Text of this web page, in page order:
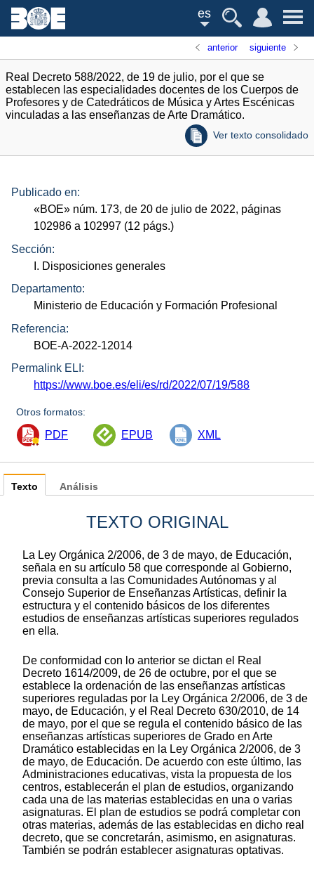
es
anterior siguiente
Real Decreto 588/2022, de 19 de julio, por el que se
establecen las especialidades docentes de los Cuerpos de
Profesores y de Catedráticos de Música y Artes Escénicas
vinculadas a las enseñanzas de Arte Dramático.
Ver texto consolidado
Publicado en:
«BOE» núm. 173, de 20 de julio de 2022, páginas
102986 a 102997 (12 págs.)
Sección:
I. Disposiciones generales
Departamento:
Ministerio de Educación y Formación Profesional
Referencia:
BOE-A-2022-12014
Permalink ELI:
https://www.boe.es/eli/es/rd/2022/07/19/588
Otros formatos:
PDF EPUB XML
Texto
TEXTO ORIGINAL
La Ley Orgánica 2/2006, de 3 de mayo, de Educación,
señala en su artículo 58 que corresponde al Gobierno,
previa consulta a las Comunidades Autónomas y al
Consejo Superior de Enseñanzas Artísticas, definir la
estructura y el contenido básicos de los diferentes
estudios de enseñanzas artísticas superiores regulados
en ella.
De conformidad con lo anterior se dictan el Real
Decreto 1614/2009, de 26 de octubre, por el que se
establece la ordenación de las enseñanzas artísticas
superiores reguladas por la Ley Orgánica 2/2006, de 3 de
mayo, de Educación, y el Real Decreto 630/2010, de 14
de mayo, por el que se regula el contenido básico de las
enseñanzas artísticas superiores de Grado en Arte
Dramático establecidas en la Ley Orgánica 2/2006, de 3
de mayo, de Educación. De acuerdo con este último, las
Administraciones educativas, vista la propuesta de los
centros, establecerán el plan de estudios, organizando
cada una de las materias establecidas en una o varias
asignaturas. El plan de estudios se podrá completar con
otras materias, además de las establecidas en dicho real
decreto, que se concretarán, asimismo, en asignaturas.
También se podrán establecer asignaturas optativas.
Análisis